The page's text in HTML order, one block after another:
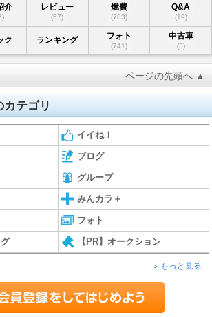
介 レビュー
(57)
燃費
(783)
Q&A
(19)
ク ランキング フォト
(741)
中古車
(5)
ページの先頭へ ▲
テゴリ
イイね！
ブログ
グループ
みんカラ＋
フォト
【PR】オークション
もっと見る